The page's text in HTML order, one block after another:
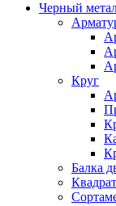
Черный
Круг
Балка